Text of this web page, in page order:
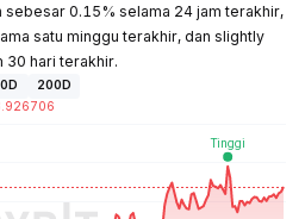
sebesar 0.15% selama 24 jam terakhir,
satu minggu terakhir, dan slightly
30 hari terakhir.
200D